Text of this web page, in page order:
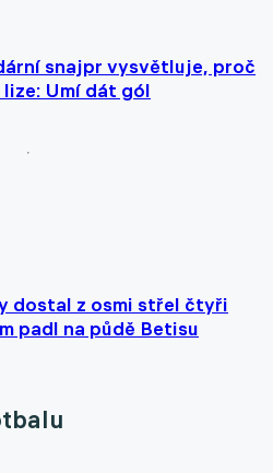
snajpr vysvětluje, proč
Umí dát gól
dostal z osmi střel čtyři
padl na půdě Betisu